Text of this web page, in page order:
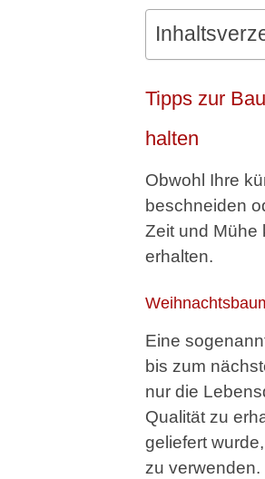
Tipps zur
halten
Obwohl Ihre
beschneiden
Zeit und Mühe
erhalten.
Eine
bis zum
nur die
Qualität zu
geliefert
zu verwenden.